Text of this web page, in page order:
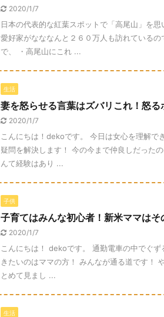
2020/1/7
日本の代表的な紅葉スポットで「高尾山」を
愛好家がなななんと２６０万人も訪れている
で、 ・高尾山にこれ ...
生活
妻を怒らせる言葉はズバリこれ！怒る
2020/1/7
こんにちは！dekoです。 今日は女心を理解で
疑問を解決します！ 今の今まで仲良しだった
んて経験はあり ...
子供
子育てはみんな初心者！新米ママはそ
2020/1/7
こんにちは！ dekoです。 通勤電車の中でぐ
きたいのはママの方！ みんなが通る道です！
とめて見まし ...
生活